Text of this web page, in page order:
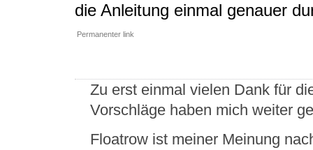
die Anleitung einmal genauer
Permanenter link
Zu erst einmal vielen Dank für
Vorschläge haben mich weiter
Floatrow ist meiner Meinung